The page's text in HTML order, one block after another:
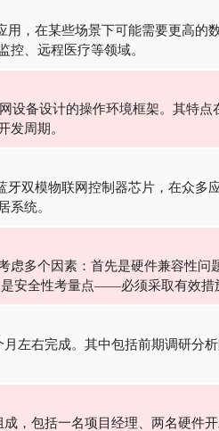
用，在某些场景下可能需要更高
控、远程医疗等领域。
设备设计的操作环境框架。其特
发周期。
牙双模物联网控制器芯片，在众
系统。
虑多个因素：首先是硬件兼容性
安全性考量点——必须采取有效措
左右完成。其中包括前期调研分
，包括一名项目经理、两名硬件